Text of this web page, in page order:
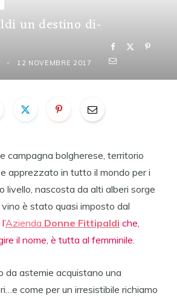
un destino di-
12 NOVEMBRE 2017
campagna bolgherese, territorio
apprezzato in tutto il mondo per i
livello, nascosta da alti alberi sorge
vino è stato quasi imposto dal
l’Azienda Donne Fittipaldi che,
il nome, è tutta al femminile
da astemie acquistano una
come per un irresistibile richiamo